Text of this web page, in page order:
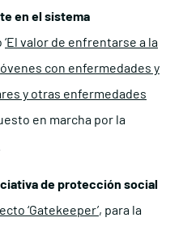
en el sistema
‘El valor de enfrentarse a la
con enfermedades y
y otras enfermedades
en marcha por la
de protección social
‘Gatekeeper’, para la